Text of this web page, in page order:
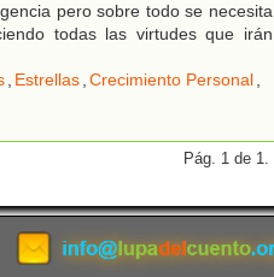
pero sobre todo se necesita
todas las virtudes que irán
, Estrellas,Crecimiento Personal,
Pág. 1 de 1.